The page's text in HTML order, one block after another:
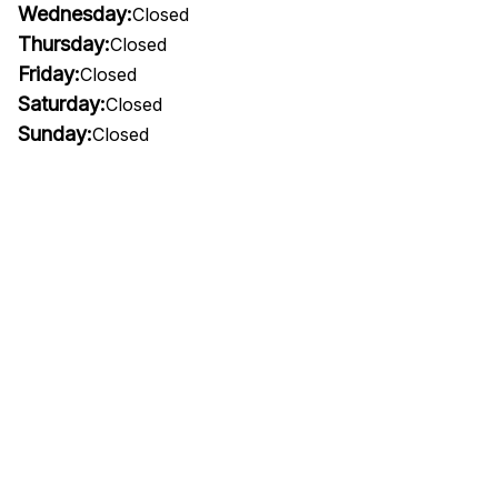
Wednesday:Closed
Thursday:Closed
Friday:Closed
Saturday:Closed
Sunday:Closed